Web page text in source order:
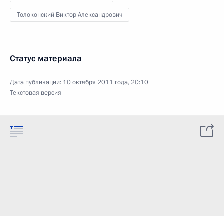
Толоконский Виктор Александрович
Статус материала
Дата публикации: 10 октября 2011 года, 20:10
Текстовая версия